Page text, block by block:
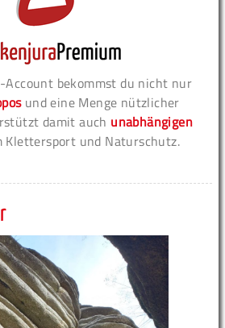
Account bekommst du nicht nur
und eine Menge nützlicher
damit auch unabhängigen
und Naturschutz.